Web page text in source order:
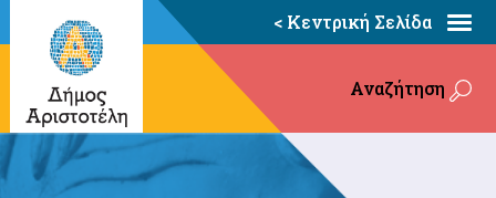
< Κεντρική Σελίδα
Αναζήτηση